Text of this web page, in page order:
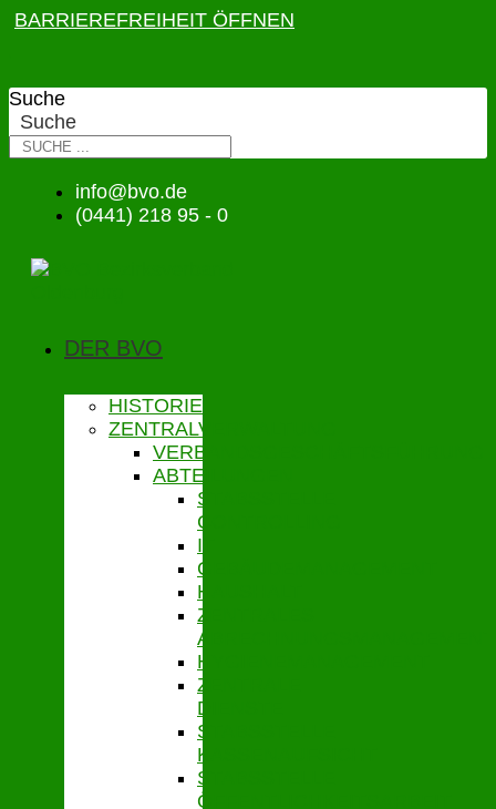
BARRIEREFREIHEIT ÖFFNEN
Suche
Suche
info@bvo.de
(0441) 218 95 - 0
DER BVO
HISTORIE
ZENTRALVERWALTUNG
VERBANDSGESCHÄFTSFÜHRUNG
ABTEILUNGEN
STABSSTELLE
CONTROLLING
IT
GEBÄUDEMANAGEMENT
HAUSHALT
ZENTRALES
ABRECHNUNGSMANAGEMENT
HYGIENEMANAGEMENT
ZENTRALE
DIENSTE
STABSSTELLE
KASSENAUFSICHT
STABSSTELLE
ÖFFENTLICHKEITSARBEIT